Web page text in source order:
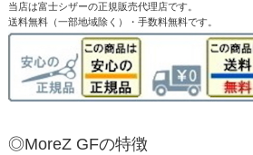
当店は富士シザーの正規販売代理店です。
送料無料（一部地域除く）・手数料無料です。
◎MoreZ GFの特徴